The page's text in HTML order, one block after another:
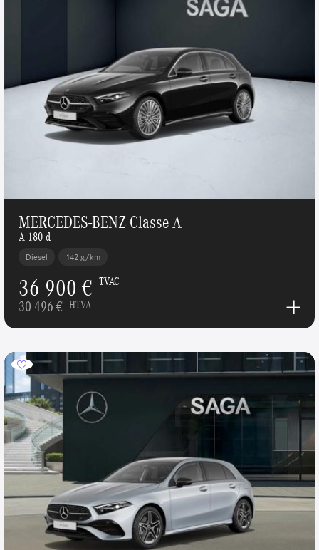
MERCEDES-BENZ Classe A
A 180 d
Diesel 142 g/km
36 900 € TVAC
30 496 € HTVA